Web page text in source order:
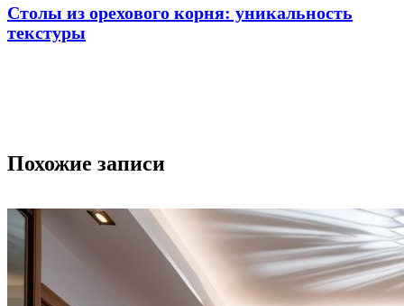
Столы из орехового корня: уникальность
текстуры
Похожие записи